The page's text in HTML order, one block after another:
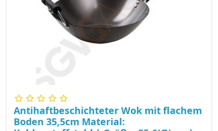
Antihaftbeschichteter Wok mit flachem
Boden 35,5cm Material: